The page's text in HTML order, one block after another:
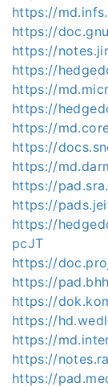
https://
https://
https://
https://
https://
https://
https://
https://
https://
https://
https://
https://
pcJT
https://
https://
https://
https://
https://
https://
https://